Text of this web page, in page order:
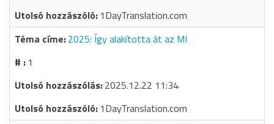
1DayTranslation.com
2025: Így alakította át az MI
1
2025.12.22 11:34
1DayTranslation.com